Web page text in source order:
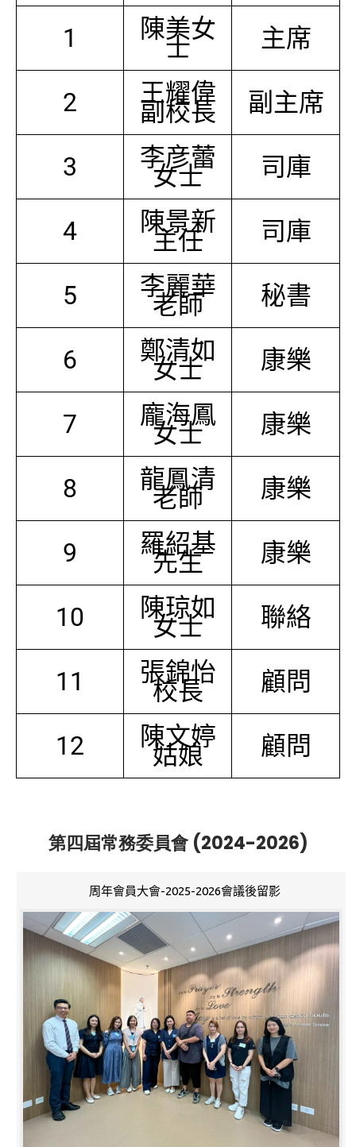
1
陳美女
士 主席
2 王耀偉
副校長 副主席
3 李彦蕾
女士 司庫
4 陳景新
主任 司庫
5 李麗華
老師 秘書
6 鄭清如
女士 康樂
7 龐海鳳
女士 康樂
8 龍鳳清
老師 康樂
9 羅紹基
先生 康樂
10 陳琼如
女士 聯絡
11 張錦怡
校長 顧問
12 陳文婷
姑娘 顧問
第四屆常務委員會 (2024-2026)
周年會員大會-2025-2026會議後留影